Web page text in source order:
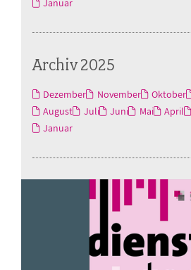
Januar
Archiv 2025
Dezember November Oktober
August
Juli Juni Mai April
Januar